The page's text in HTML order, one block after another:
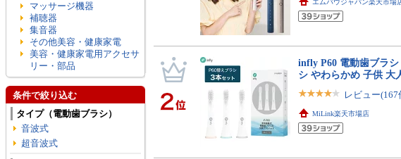
エムパウジャパン楽天市場
infly P60 電動歯ブラ
シ やわらかめ 子供 大
レビュー(167
MiLink楽天市場店
マッサージ機器
補聴器
集音器
その他美容・健康家電
美容・健康家電用アクセサ
リー・部品
条件で絞り込む
タイプ（電動歯ブラシ）
音波式
超音波式